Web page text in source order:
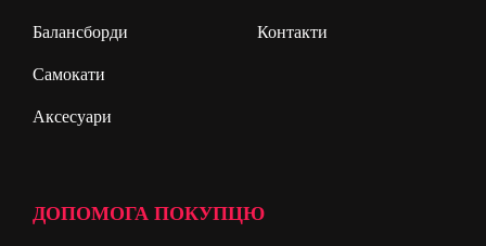
Балансборди
Самокати
Аксесуари
Контакти
ДОПОМОГА ПОКУПЦЮ